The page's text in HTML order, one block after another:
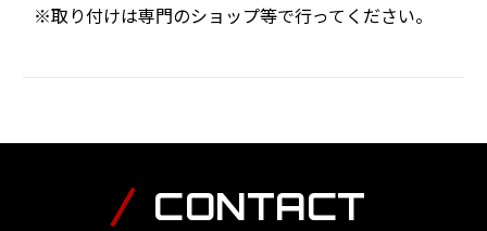
※取り付けは専門のショップ等で行ってください。
CONTACT